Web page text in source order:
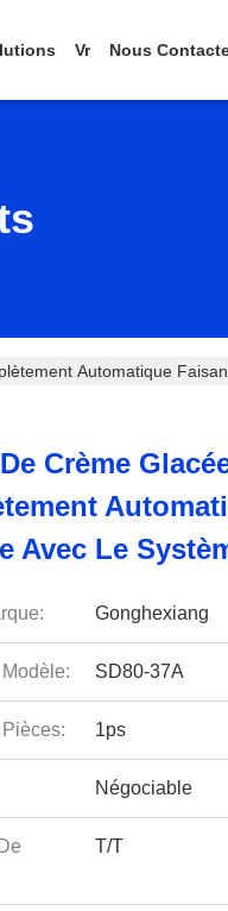
Vr Nous
Automatique
Crème
Avec Le
Gonghexiang
SD80-37A
1ps
Négociable
T/T